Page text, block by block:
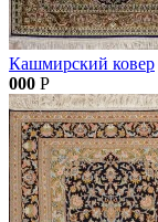
Кашмирский ковер
000 Р